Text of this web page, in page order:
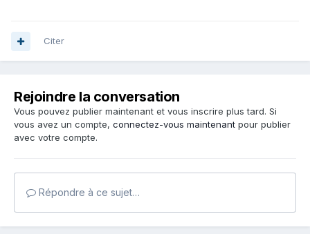
Citer
Rejoindre la conversation
Vous pouvez publier maintenant et vous inscrire plus tard. Si
vous avez un compte, connectez-vous maintenant pour publier
avec votre compte.
Répondre à ce sujet…